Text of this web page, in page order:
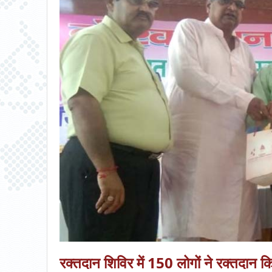
रक्तदान शिविर में 150 लोगों ने रक्तदान